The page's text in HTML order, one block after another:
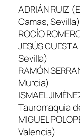
ADRIÁN RUIZ
Camas, Sevilla)
ROCÍO
JESÚS
Sevilla)
RAMÓN
Murcia)
ISMAEL
Tauromaquia
MIGUEL
Valencia)